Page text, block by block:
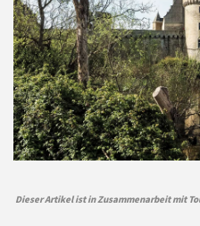
Dieser Artikel ist in Zusammenarbeit mit